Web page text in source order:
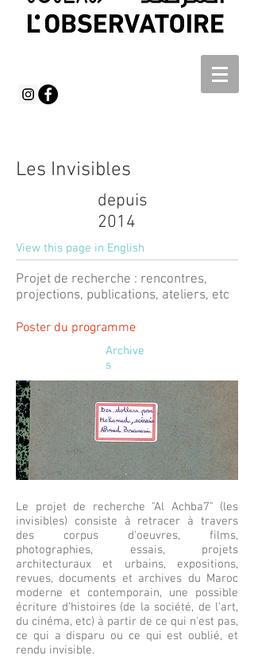
Les Invisibles
depuis
2014
View this page in English
Projet de recherche : rencontres,
projections, publications, ateliers, etc
Poster du programme
Archive
s
Le projet de recherche "Al Achba7" (les
invisibles) consiste à retracer à travers
des corpus d'oeuvres, films,
photographies, essais, projets
architecturaux et urbains, expositions,
revues, documents et archives du Maroc
moderne et contemporain, une possible
écriture d'histoires (de la société, de l'art,
du cinéma, etc) à partir de ce qui n'est pas,
ce qui a disparu ou ce qui est oublié, et
rendu invisible.